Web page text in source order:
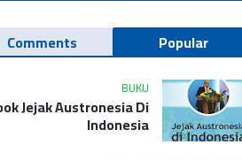
Popular
Comments
BUKU
Jejak Austronesia Di
Indonesia